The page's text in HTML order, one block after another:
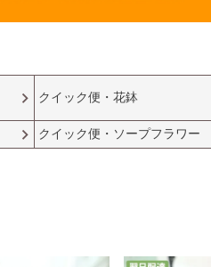
クイック便・花鉢
クイック便・ソープフラワー